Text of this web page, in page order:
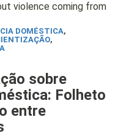
violence coming from
DOMÉSTICA,
,
sobre
Folheto
entre